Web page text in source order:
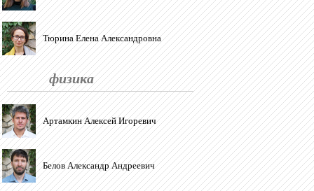
Тюрина Елена Александровна
физика
Артамкин Алексей Игоревич
Белов Александр Андреевич